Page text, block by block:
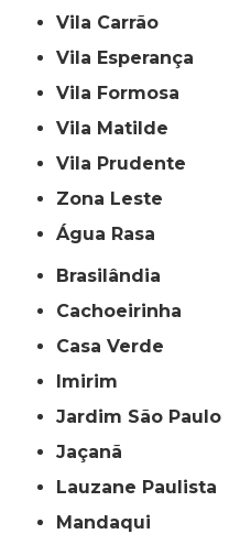
Vila Carrão
Vila Esperança
Vila Formosa
Vila Matilde
Vila Prudente
Zona Leste
Água Rasa
Brasilândia
Cachoeirinha
Casa Verde
Imirim
Jardim São Paulo
Jaçanã
Lauzane Paulista
Mandaqui